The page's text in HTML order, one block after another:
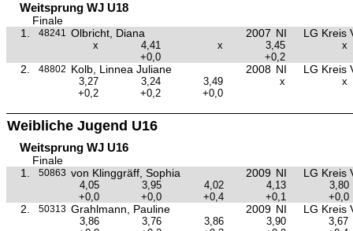
Weitsprung WJ U18
Finale
1.
48241 Olbricht, Diana 2007 NI LG Kreis
x 4,41 x 3,45
x
+0,0
+0,2
2. 48802 Kolb, Linnea Juliane 2008 NI LG Kreis
3,27 3,24 3,49 x
x
+0,2
+0,2 +0,0
Weibliche Jugend U16
Weitsprung WJ U16
Finale
1.
50863 von Klinggräff, Sophia 2009 NI LG Kreis
4,05 3,95 4,02 4,13
3,80
+0,0
+0,0 +0,4 +0,1 +0,0
2. 50313 Grahlmann, Pauline 2009 NI LG Kreis
3,86 3,76 3,86 3,90
3,67